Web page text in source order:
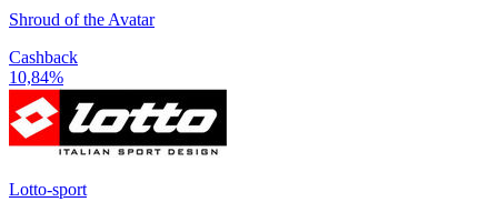
Shroud of the Avatar
Cashback
10,84%
Lotto-sport